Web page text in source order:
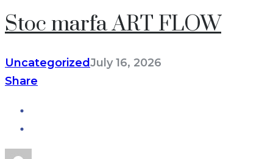
Stoc marfa ART FLOW
UncategorizedJuly 16, 2026
Share